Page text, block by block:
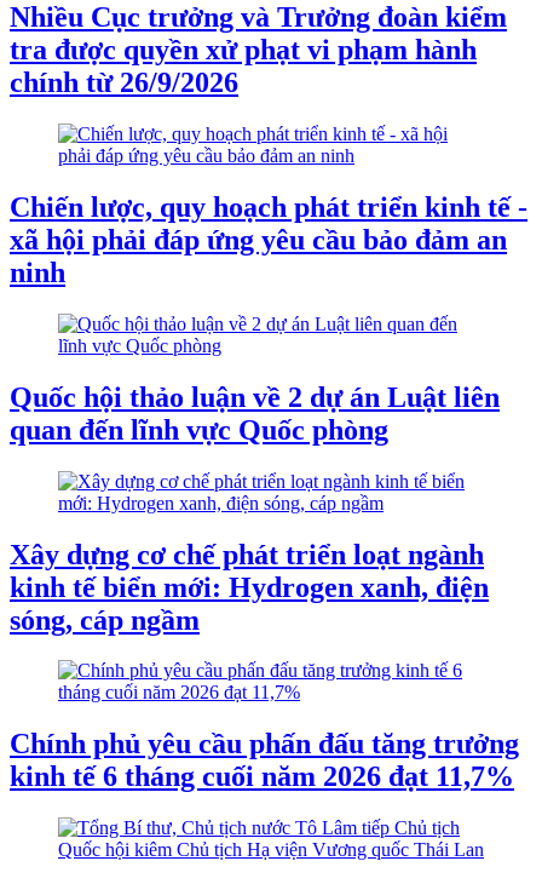
Nhiều Cục trưởng và Trưởng đoàn kiểm
tra được quyền xử phạt vi phạm hành
chính từ 26/9/2026
Chiến lược, quy hoạch phát triển kinh tế -
xã hội phải đáp ứng yêu cầu bảo đảm an
ninh
Quốc hội thảo luận về 2 dự án Luật liên
quan đến lĩnh vực Quốc phòng
Xây dựng cơ chế phát triển loạt ngành
kinh tế biển mới: Hydrogen xanh, điện
sóng, cáp ngầm
Chính phủ yêu cầu phấn đấu tăng trưởng
kinh tế 6 tháng cuối năm 2026 đạt 11,7%